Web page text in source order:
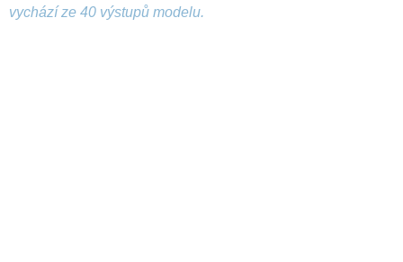
vychází ze 40 výstupů modelu.